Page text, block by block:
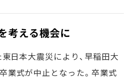
考える機会に
日本大震災により、早稲田大
業式が中止となった。卒業式